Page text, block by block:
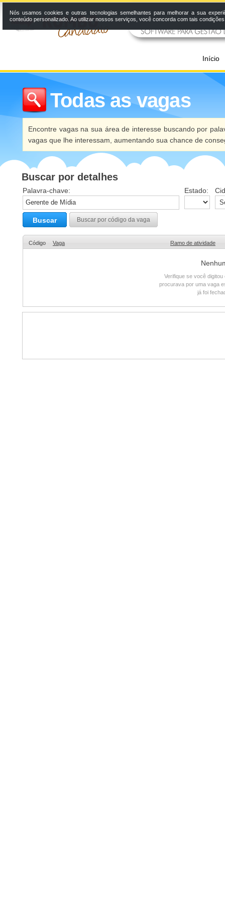
Início
Todas as vagas
Encontre vagas na sua área de interesse buscando por
vagas que lhe interessam, aumentando sua chance de
Buscar por detalhes
Palavra-chave: Estado:
Buscar Buscar por código da vaga
Código Vaga Ramo de atividade
Verifique se você
procurava por uma vaga
já foi
Nós usamos cookies e outras tecnologias semelhantes para melhorar a sua
conteúdo personalizado. Ao utilizar nossos serviços, você concorda com tais